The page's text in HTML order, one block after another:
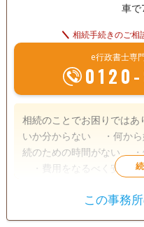
車で
相続手続きのご相
e行政書士専
相続のことでお困りでは
いか分からない ・何か
続のための時間がない ・
・費用をなるべく安く抑えたい こうしたご要
して丁寧にわかりやすくサポート
この事務